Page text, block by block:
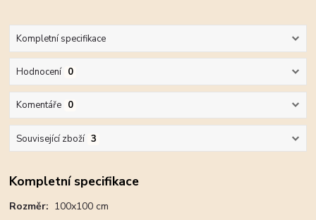
Kompletní specifikace
Hodnocení 0
Komentáře 0
Související zboží 3
Kompletní specifikace
Rozměr: 100x100 cm